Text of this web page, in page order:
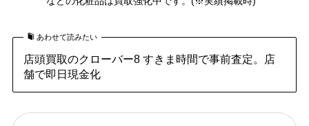
あわせて読みたい
店頭買取のクローバー8 すきま時間で事前査定。店
舗で即日現金化